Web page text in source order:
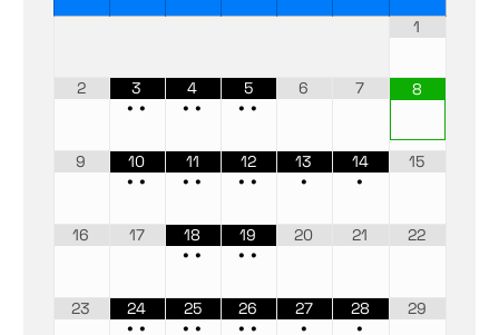
1
2
3
••
4
••
5
••
6 7 8
9
10
••
11
••
12
••
13
•
14
•
15
16 17
18
••
19
••
20 21 22
23
24
••
25
••
26
••
27
•
28
•
29